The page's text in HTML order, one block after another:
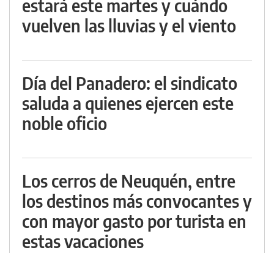
estará este martes y cuándo
vuelven las lluvias y el viento
Día del Panadero: el sindicato
saluda a quienes ejercen este
noble oficio
Los cerros de Neuquén, entre
los destinos más convocantes y
con mayor gasto por turista en
estas vacaciones